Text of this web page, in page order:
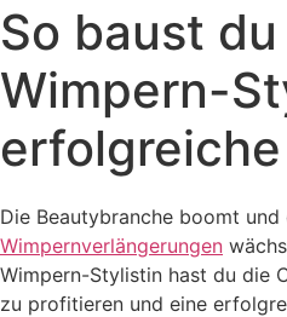
So baust
Wimpern-
Die Beautybranche boomt
Wimpernverlängerungen
Wimpern-Stylistin hast du die
zu profitieren und eine